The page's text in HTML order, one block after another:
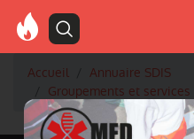
Accueil
Annuaire SDIS
Groupements et services